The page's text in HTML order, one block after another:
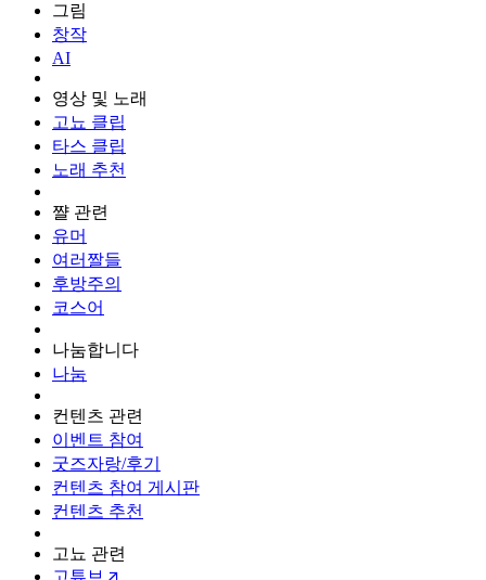
그림
창작
AI
영상 및 노래
고뇨 클립
타스 클립
노래 추천
쨜 관련
유머
여러짤들
후방주의
코스어
나눔합니다
나눔
컨텐츠 관련
이벤트 참여
굿즈자랑/후기
컨텐츠 참여 게시판
컨텐츠 추천
고뇨 관련
고튜브